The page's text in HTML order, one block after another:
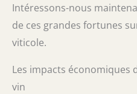
Intéressons-nous
de ces grandes fortunes
viticole.
Les impacts économiques
vin